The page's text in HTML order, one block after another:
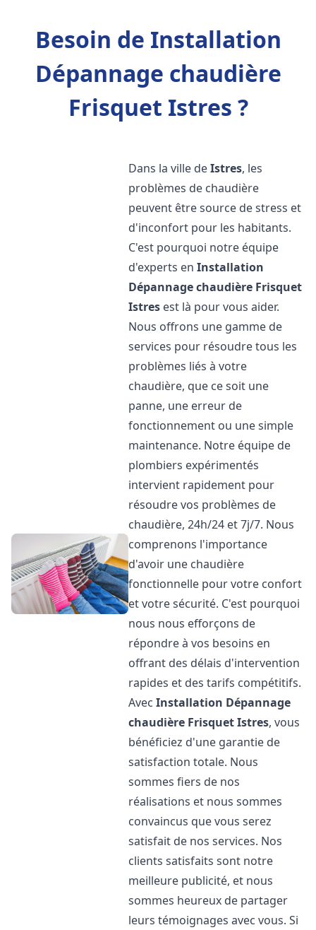
Besoin de Installation
Dépannage chaudière
Frisquet Istres ?
Dans la ville deIstres, les
problèmes de chaudière
peuvent être source de stress et
d'inconfort pour les habitants.
C'est pourquoi notre équipe
d'experts enInstallation
Dépannage chaudière Frisquet
Istres est là pour vous aider.
Nous offrons une gamme de
services pour résoudre tous les
problèmes liés à votre
chaudière, que ce soit une
panne, une erreur de
fonctionnement ou une simple
maintenance. Notre équipe de
plombiers expérimentés
intervient rapidement pour
résoudre vos problèmes de
chaudière, 24h/24 et 7j/7. Nous
comprenons l'importance
d'avoir une chaudière
fonctionnelle pour votre confort
et votre sécurité. C'est pourquoi
nous nous efforçons de
répondre à vos besoins en
offrant des délais d'intervention
rapides et des tarifs compétitifs.
AvecInstallation Dépannage
chaudière FrisquetIstres, vous
bénéficiez d'une garantie de
satisfaction totale. Nous
sommes fiers de nos
réalisations et nous sommes
convaincus que vous serez
satisfait de nos services. Nos
clients satisfaits sont notre
meilleure publicité, et nous
sommes heureux de partager
leurs témoignages avec vous. Si